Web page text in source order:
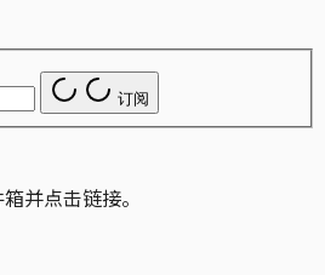
订阅
并点击链接。